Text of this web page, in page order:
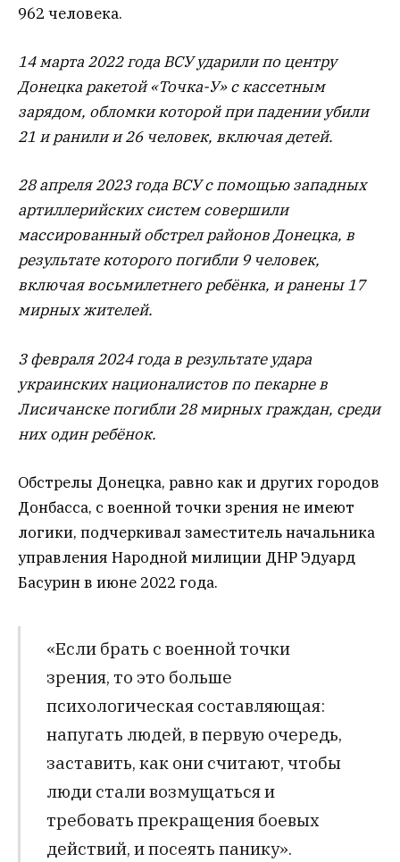
962 человека.
14 марта 2022 года ВСУ ударили по центру
Донецка ракетой «Точка-У» с кассетным
зарядом, обломки которой при падении убили
21 и ранили и 26 человек, включая детей.
28 апреля 2023 года ВСУ с помощью западных
артиллерийских систем совершили
массированный обстрел районов Донецка, в
результате которого погибли 9 человек,
включая восьмилетнего ребёнка, и ранены 17
мирных жителей.
3 февраля 2024 года в результате удара
украинских националистов по пекарне в
Лисичанске погибли 28 мирных граждан, среди
них один ребёнок.
Обстрелы Донецка, равно как и других городов
Донбасса, с военной точки зрения не имеют
логики, подчеркивал заместитель начальника
управления Народной милиции ДНР Эдуард
Басурин в июне 2022 года.
«Если брать с военной точки
зрения, то это больше
психологическая составляющая:
напугать людей, в первую очередь,
заставить, как они считают, чтобы
люди стали возмущаться и
требовать прекращения боевых
действий, и посеять панику».